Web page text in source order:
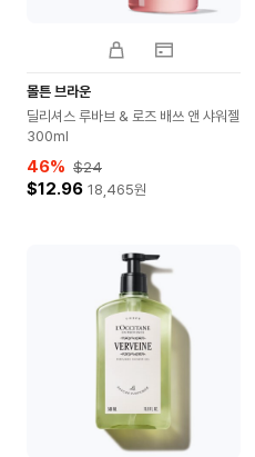
몰튼 브라운
딜리셔스 루바브 & 로즈 배쓰 앤 샤워젤
300ml
46% $24
$12.96 18,465원